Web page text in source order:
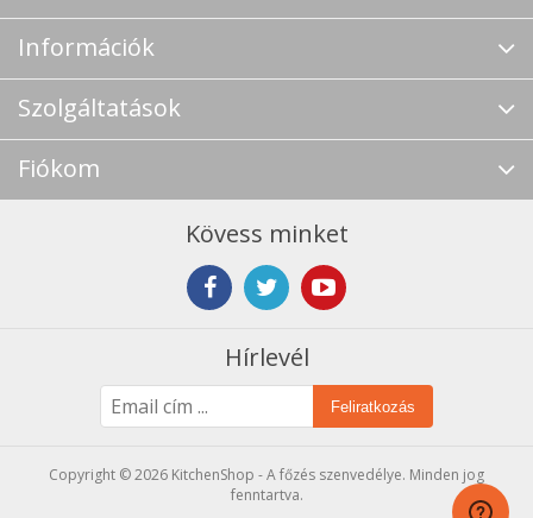
Információk
Szolgáltatások
Fiókom
Kövess minket
Hírlevél
Feliratkozás
Copyright © 2026 KitchenShop - A főzés szenvedélye. Minden jog
fenntartva.